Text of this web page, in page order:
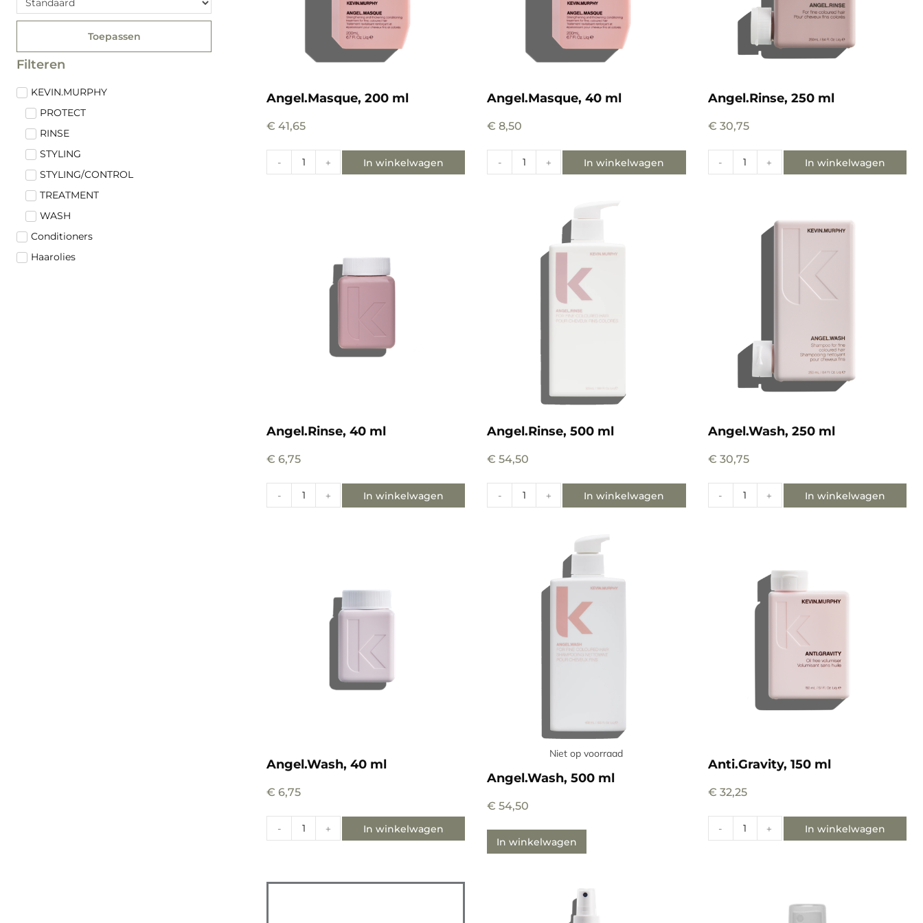
Toepassen
Filteren
KEVIN.MURPHY
PROTECT
RINSE
STYLING
STYLING/CONTROL
TREATMENT
WASH
Conditioners
Haarolies
Angel.Masque, 200 ml
€ 41,65
- + In winkelwagen
Angel.Masque, 40 ml
€ 8,50
- + In winkelwagen
Angel.Rinse, 250 ml
€ 30,75
- + In winkelwagen
Angel.Rinse, 40 ml
€ 6,75
- + In winkelwagen
Angel.Rinse, 500 ml
€ 54,50
- + In winkelwagen
Angel.Wash, 250 ml
€ 30,75
- + In winkelwagen
Angel.Wash, 40 ml
€ 6,75
- + In winkelwagen
Niet op voorraad
Angel.Wash, 500 ml
€ 54,50
In winkelwagen
Anti.Gravity, 150 ml
€ 32,25
- + In winkelwagen